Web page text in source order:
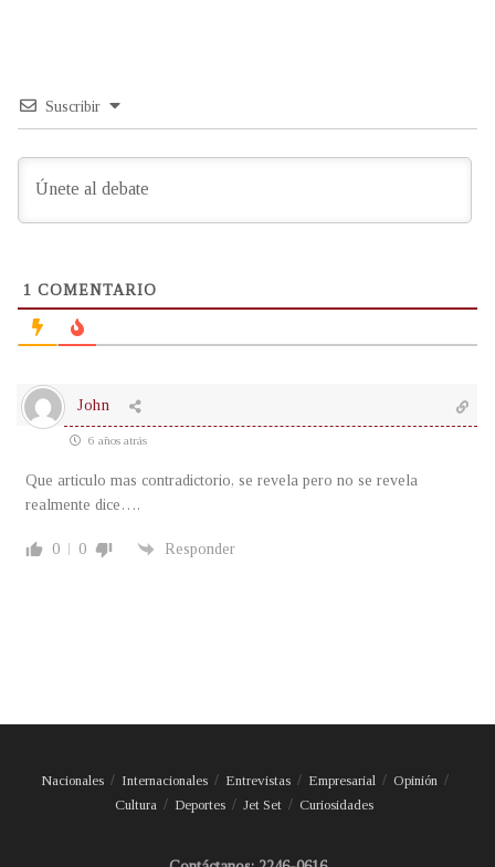
Suscribir
1 COMENTARIO
John
6 años atrás
Que articulo mas contradictorio, se revela pero no se revela
realmente dice….
0 0 Responder
Nacionales Internacionales Entrevistas Empresarial
Opinión
Cultura
Deportes Jet Set Curiosidades